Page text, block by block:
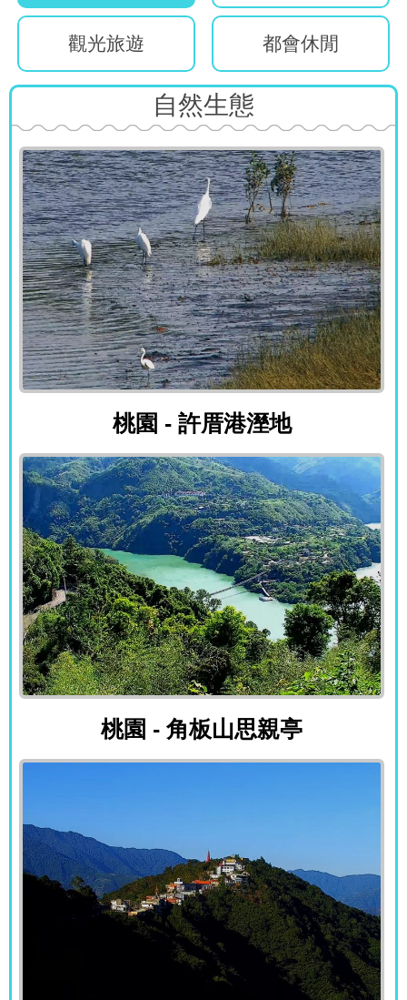
觀光旅遊 都會休閒
自然生態
桃園 - 許厝港溼地
桃園 - 許厝港溼地
桃園 - 角板山思親亭
桃園 - 角板山思親亭